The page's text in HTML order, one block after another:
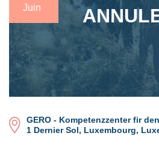
Juin
GERO - Kompetenzzenter fir
1 Dernier Sol, Luxembourg,